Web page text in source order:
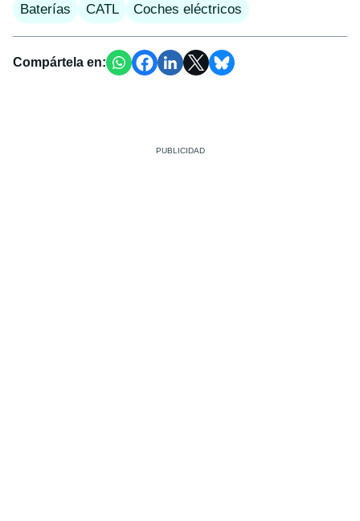
Baterías CATL Coches eléctricos
Compártela en: